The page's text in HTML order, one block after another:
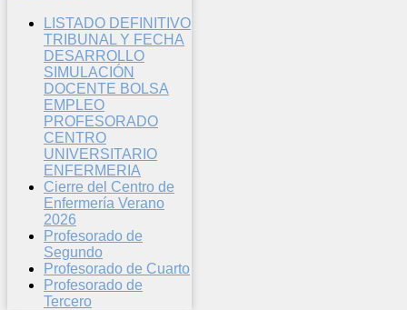
LISTADO DEFINITIVO
TRIBUNAL Y FECHA
DESARROLLO
SIMULACIÓN
DOCENTE BOLSA
EMPLEO
PROFESORADO
CENTRO
UNIVERSITARIO
ENFERMERIA
Cierre del Centro de
Enfermería Verano
2026
Profesorado de
Segundo
Profesorado de Cuarto
Profesorado de
Tercero